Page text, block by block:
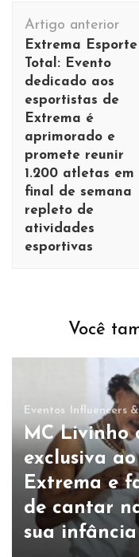
Navegação
de
post
Artigo anterior
Extrema Esporte
Total: Evento
dedicado aos
esportistas de
Extrema é
aprimorado e
promete reunir
1.200 atletas em
final de semana
repleto de
atividades
esportivas
Você
Eventos Influencers &
MC Livinho
exclusiva
Extrema e
de cantar
sua